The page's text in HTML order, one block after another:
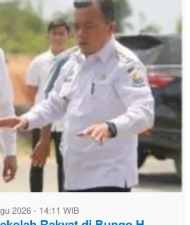
2026 - 14:11 WIB